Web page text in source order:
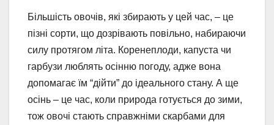
Більшість овочів, які збирають у цей час, – це
пізні сорти, що дозрівають повільно, набираючи
силу протягом літа. Коренеплоди, капуста чи
гарбузи люблять осінню погоду, адже вона
допомагає їм “дійти” до ідеального стану. А ще
осінь – це час, коли природа готується до зими,
тож овочі стають справжніми скарбами для